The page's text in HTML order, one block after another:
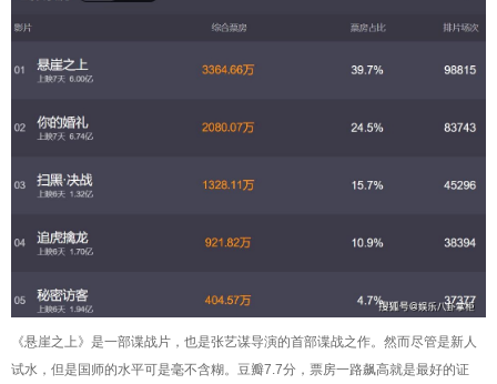
《悬崖之上》是一部谍战片，也是张艺谋导演的首部谍战之作。然而尽管是新人
试水，但是国师的水平可是毫不含糊。豆瓣7.7分，票房一路飙高就是最好的证